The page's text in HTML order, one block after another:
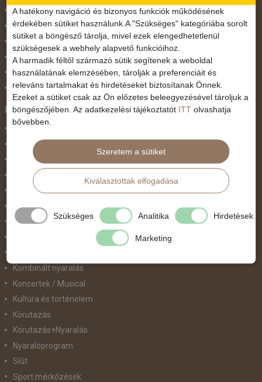
November 1.
Október 23.
Pünkösdi utazás
Szilveszter
Tavaszi szünet
Valentin nap
Programtípus
Belépőjegy
Egyéni út
Egzotikus út
Fesztiválok
Golfút
Gyalogtúra
Kombinált nyaralás
Koncertek / Musical
Kultúra és történelem
Körutazás
Körutazás+Nyaralás
Nyaralóprogram
Síút
Sport mérkőzések
A hatékony navigáció és bizonyos funkciók működésének
érdekében sütiket használunk.A "Szükséges" kategóriába sorolt
sütiket a böngésző tárolja, mivel ezek elengedhetetlenül
szükségesek a webhely alapvető funkcióihoz.
A harmadik féltől származó sütik segítenek a weboldal
használatának elemzésében, tárolják a preferenciáit és
releváns tartalmakat és hirdetéseket biztosítanak Önnek.
Ezeket a sütiket csak az Ön előzetes beleegyezésével tároljuk a
böngészőjében. Az adatkezelési tájékoztatót ITT olvashatja
bővebben.
Szeretem a sütiket
Kiválasztottak elfogadása
Szükséges Analitika Hirdetések
Marketing